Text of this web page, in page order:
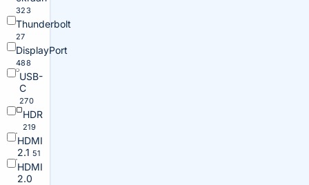
323
Thunderbolt
27
DisplayPort
488
USB-
C
270
HDR
219
HDMI
2.1 51
HDMI
2.0